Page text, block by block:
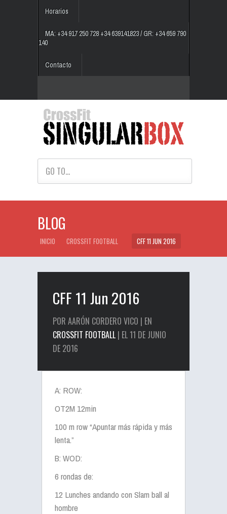
Horarios
MA: +34 917 250 728 +34 639141823 / GR: +34 659 790
140
Contacto
GO TO...
BLOG
INICIO CROSSFIT FOOTBALL CFF 11 JUN 2016
CFF 11 Jun 2016
POR AARÓN CORDERO VICO | EN
CROSSFIT FOOTBALL | EL 11 DE JUNIO
DE 2016
A: ROW:
OT2M 12min
100 m row “Apuntar más rápida y más
lenta.”
B: WOD:
6 rondas de:
12 Lunches andando con Slam ball al
hombre